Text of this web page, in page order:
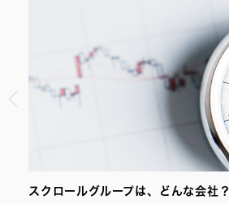
スクロールグループは、どんな会社？